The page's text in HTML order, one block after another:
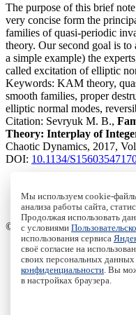
The purpose of this brief
very concise form the
families of quasi-periodic
theory. Our second goal is
a simple example) the
called excitation of elliptic
Keywords: KAM theory,
smooth families, proper
elliptic normal modes,
Citation: Sevryuk M. B.,
Theory: Interplay of
Chaotic Dynamics, 2017,
DOI: 10.1134/
Access to the full text on
© Institute of Computer
About Journal
Editorial Board
Author Information
Publishing Ethics
Мы используем cookie-
анализа работы сайта,
Продолжая использовать
с условиями
использования сервиса
своё согласие на
своих персональных данных
конфиденциальности . Вы
в настройках браузера.